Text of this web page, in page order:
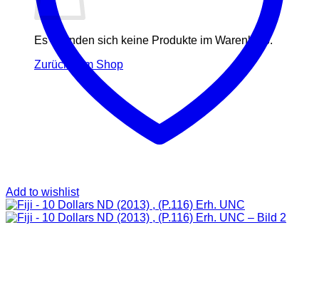
Es befinden sich keine Produkte im Warenkorb.
Zurück zum Shop
Add to wishlist